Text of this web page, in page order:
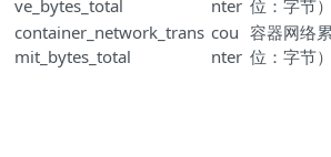
ve_bytes_total
nter 位：字节）
container_network_trans
mit_bytes_total
cou
nter
容器网络
位：字节）